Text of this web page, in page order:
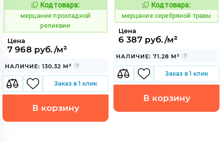
977955
Код товара:
мерцание прохладной
реликвии
Цена
7 968 руб./м²
НАЛИЧИЕ: 130.32 М²
Заказ в 1 клик
В корзину
979482
Код товара:
мерцание серебряной травы
Цена
6 387 руб./м²
НАЛИЧИЕ: 71.28 М²
Заказ в 1 клик
В корзину